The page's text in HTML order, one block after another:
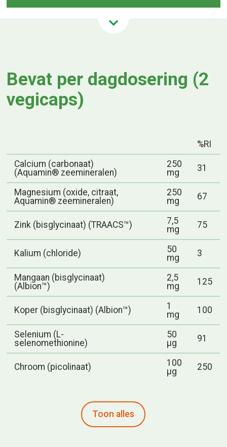
Bevat per dagdosering (2
vegicaps)
%RI
Calcium (carbonaat)
(Aquamin® zeemineralen)
250
mg
31
Magnesium (oxide, citraat,
Aquamin® zeemineralen)
250
mg
67
Zink (bisglycinaat) (TRAACS™)
7,5
mg
75
Kalium (chloride)
50
mg
3
Mangaan (bisglycinaat)
(Albion™)
2,5
mg
125
Koper (bisglycinaat) (Albion™)
1
mg
100
Selenium (L-
selenomethionine)
50
µg
91
Chroom (picolinaat)
100
µg
250
Toon alles